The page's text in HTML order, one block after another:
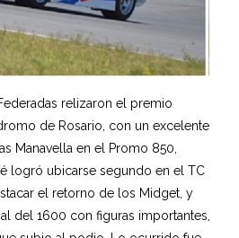
relizaron el premio
de Rosario, con un excelente
Manavella en el Promo 850,
logró ubicarse segundo en el TC
el retorno de los Midget, y
del 1600 con figuras importantes,